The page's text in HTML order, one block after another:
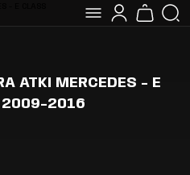
ATKI MERCEDES - E
2009-2016